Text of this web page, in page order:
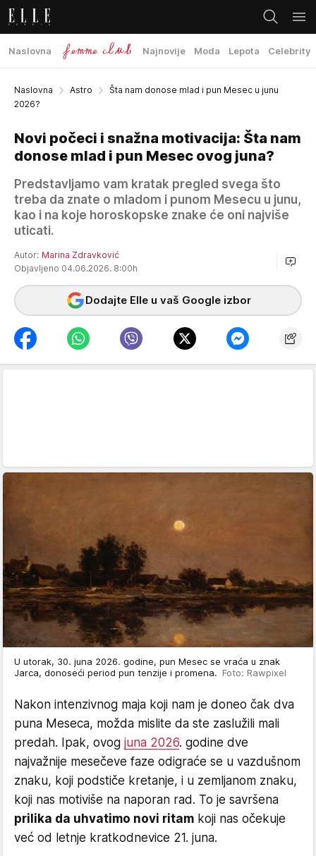
Naslovna Najnovije Moda Lepota Celebrity
Naslovna Astro
Šta nam donose mlad i pun Mesec u junu
2026?
Novi počeci i snažna motivacija: Šta nam
donose mlad i pun Mesec ovog juna?
Predstavljamo vam kratak pregled svega što
treba da znate o mladom i punom Mesecu u junu,
kao i na koje horoskopske znake će oni najviše
uticati.
Autor: Marina Zdravković
Objavljeno 04.06.2026. 8:00h
Dodajte Elle u vaš Google izbor
U utorak, 30. juna 2026. godine, pun Mesec se vraća u znak
Jarca, donoseći period pun tenzije i promena. Foto: Rawpixel
Nakon intenzivnog maja koji nam je doneo čak dva
puna Meseca, možda mislite da ste zaslužili mali
predah. Ipak, ovog juna 2026. godine dve
najvažnije mesečeve faze odigraće se u vazdušnom
znaku, koji podstiče kretanje, i u zemljanom znaku,
koji nas motiviše na naporan rad. To je savršena
prilika da uhvatimo novi ritam koji nas očekuje
već od letnje kratkodnevice 21. juna.